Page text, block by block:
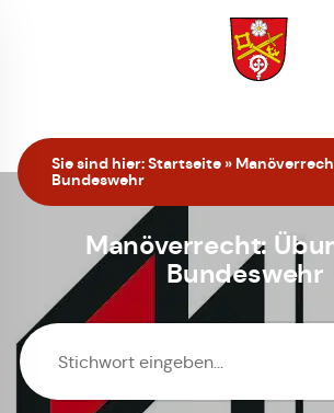
Sie sind hier:Startseite »
Bundeswehr
Manöverrecht:
Bundeswehr